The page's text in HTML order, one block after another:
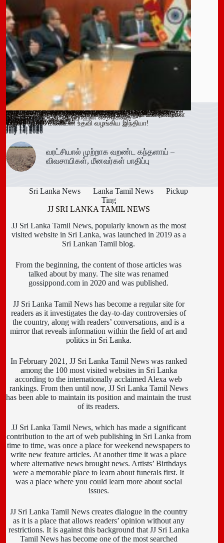
ஓகஸ்ட் நடுப்பகுதி வரை அபாயம் – வவுனியாவிலும் 67 பேருக்கு
டெங்கு உறுதி
July 16, 2026
இளைஞர்களை போதைக்கு இட்டுச் செல்லும் சமூக ஊடக
விளம்பரங்கள் – அஜித் ரொஹன எச்சரிக்கை
July 15, 2026
காலி சிறையை குறிவைத்து போதைப்பொருள் கடத்தல் முயற்சி
முறியடிப்பு
July 15, 2026
வவுனியா மாநகர முதல்வரை பதவி நீக்கும் வர்த்தமானிக்கு
இடைக்காலத் தடை நீடிப்பு
July 15, 2026
கந்தளாயில் பொலிஸ் விசேட சோதனை!
July 15, 2026
வவுனியா – போகஸ்வெவ வீதி (B442) அபிவிருத்திப் பணிகள்
ஆரம்பம்!
July 15, 2026
அரச அதிகாரிகளுக்கான விடுமுறை விதிகளில் திருத்தம்;
அமைச்சரவை ஒப்புதல்
July 15, 2026
மஸ்கெலியா பொலிஸ் பிரிவில் போதைப்பொருளுடன் இருவர்
கைது!
July 15, 2026
பூநகரி பிரதேச செயலகத்தின் புதிய உதவிப் பிரதேச செயலாளர்
கடமையேற்பு!
July 15, 2026
யாழ். மாவட்ட கல்வி அபிவிருத்தி உப குழுக் கூட்டம்!
July 15, 2026
புதுக்குடியிருப்பு பாடசாலையில் பதற்றம்; சக மாணவர்களை
தாக்கிய மூவர் சிறையில்
July 14, 2026
கல்வயல் நுணாவில் வீதியின் பாலத்திற்கான அடிக்கல் நாட்டும்
விழா!
July 14, 2026
தெனியாய ஆரம்ப வைத்தியசாலைக்கு மருத்துவ உபகரணங்கள்
வழங்க ரூ.600 மில்லியன் உதவி வழங்கிய இந்தியா!
July 14, 2026
Leave a Reply
You must be
logged into post a comment.
Trending now
வரட்சியால் முற்றாக வறண்ட கந்தளாய் –
விவசாயிகள், மீனவர்கள் பாதிப்பு
Sri Lanka News Lanka Tamil News
Pickup
Ting
JJ SRI LANKA TAMIL NEWS
JJ Sri Lanka Tamil News, popularly known as the most
visited website in Sri Lanka, was launched in 2019 as a
Sri Lankan Tamil blog.
From the beginning, the content of those articles was
talked about by many. The site was renamed
gossippond.com in 2020 and was published.
JJ Sri Lanka Tamil News has become a regular site for
readers as it investigates the day-to-day controversies of
the country, along with readers’ conversations, and is a
mirror that reveals information within the field of art and
politics in Sri Lanka.
In February 2021, JJ Sri Lanka Tamil News was ranked
among the 100 most visited websites in Sri Lanka
according to the internationally acclaimed Alexa web
rankings. From then until now, JJ Sri Lanka Tamil News
has been able to maintain its position and maintain the trust
of its readers.
JJ Sri Lanka Tamil News, which has made a significant
contribution to the art of web publishing in Sri Lanka from
time to time, was once a place for weekend newspapers to
write new feature articles. At another time it was a place
where alternative news brought news. Artists’ Birthdays
were a memorable place to learn about funerals first. It
was a place where you could learn more about social
issues.
JJ Sri Lanka Tamil News creates dialogue in the country
as it is a place that allows readers’ opinion without any
restrictions. It is against this background that JJ Sri Lanka
Tamil News has become one of the most searched